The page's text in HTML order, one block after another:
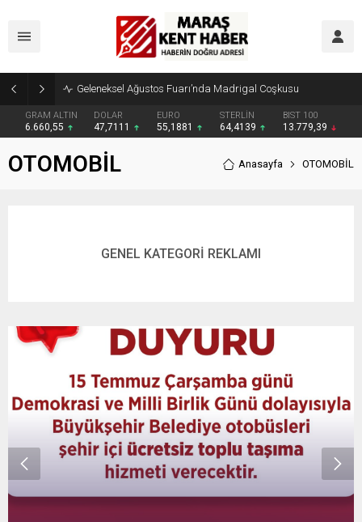
Geleneksel Ağustos Fuarı’nda Madrigal Coşkusu
GRAM ALTIN
6.660,55
DOLAR
47,7111
EURO
55,1881
STERLİN
64,4139
BIST 100
13.779,39
OTOMOBİL Anasayfa OTOMOBİL
GENEL KATEGORİ REKLAMI